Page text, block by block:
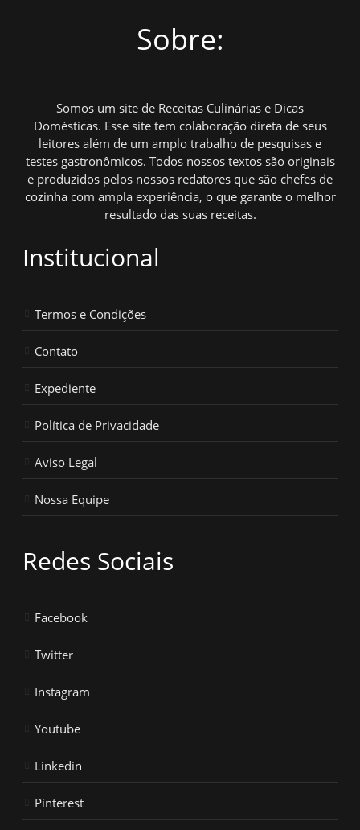
Sobre:
Somos um site de Receitas Culinárias e Dicas
Domésticas. Esse site tem colaboração direta de seus
leitores além de um amplo trabalho de pesquisas e
testes gastronômicos. Todos nossos textos são originais
e produzidos pelos nossos redatores que são chefes de
cozinha com ampla experiência, o que garante o melhor
resultado das suas receitas.
Institucional
Termos e Condições
Contato
Expediente
Política de Privacidade
Aviso Legal
Nossa Equipe
Redes Sociais
Facebook
Twitter
Instagram
Youtube
Linkedin
Pinterest